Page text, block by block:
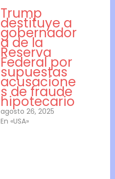
Trump
destituye a
gobernador
a de la
Reserva
Federal por
supuestas
acusacione
s de fraude
hipotecario
agosto 26, 2025
En «USA»